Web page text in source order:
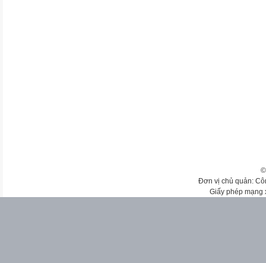
Đơn vị chủ quản:
Giấy phép mạng